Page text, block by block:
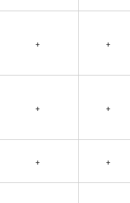
+ +
+ +
+ +